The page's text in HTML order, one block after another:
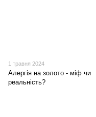
1 травня 2024
Алергія на золото - міф чи
реальність?